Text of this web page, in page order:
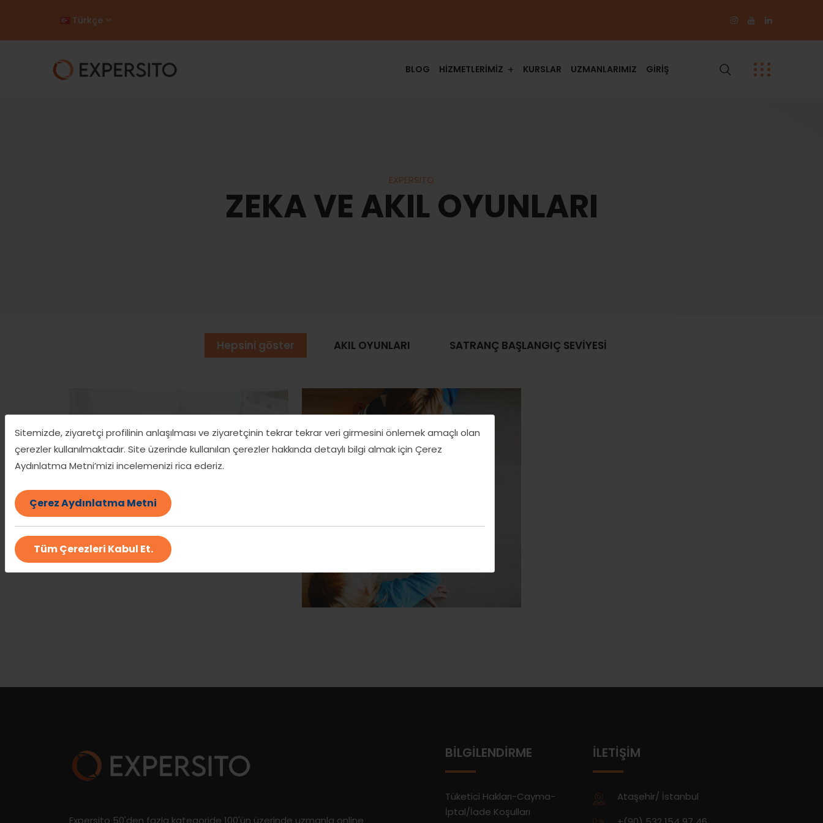
Sitemizde, ziyaretçi profilinin anlaşılması ve ziyaretçinin tekrar tekrar veri girmesini önlemek amaçlı olan
çerezler kullanılmaktadır. Site üzerinde kullanılan çerezler hakkında detaylı bilgi almak için Çerez
Aydınlatma Metni’mizi incelemenizi rica ederiz.
Çerez Aydınlatma Metni
Tüm Çerezleri Kabul Et.
Türkçe
BLOG HİZMETLERİMİZ KURSLAR UZMANLARIMIZ GİRİŞ
EXPERSITO
ZEKA VE AKIL OYUNLARI
Hepsini göster AKIL OYUNLARI SATRANÇ BAŞLANGIÇ SEVİYESİ
Expersito 50'den fazla kategoride 100'ün üzerinde uzmanla online
BILGILENDIRME
Tüketici Hakları-Cayma-
İptal/İade Koşulları
İLETIŞIM
Ataşehir/ İstanbul